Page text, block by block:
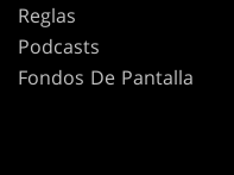
Reglas
Podcasts
Fondos De Pantalla